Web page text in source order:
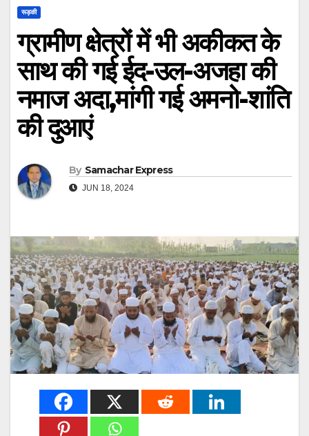
रूड़की
ग्रामीण क्षेत्रों में भी अकीकत के
साथ की गई ईद-उल-अजहा की
नमाज अदा,मांगी गई अमनो-शांति
की दुआएं
By Samachar Express
JUN 18, 2024